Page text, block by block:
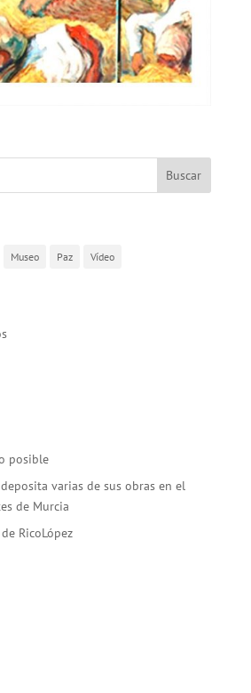
Museo Paz Vídeo
posible
varias de sus obras en el
de Murcia
RicoLópez